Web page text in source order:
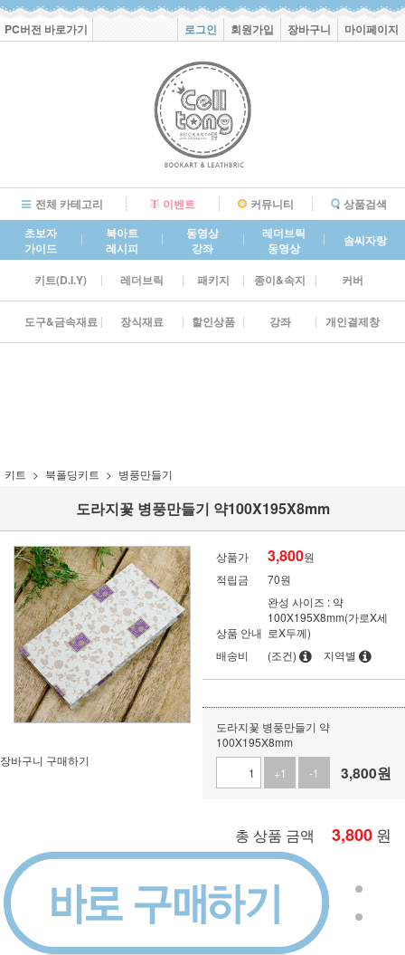
PC버전 바로가기 로그인 회원가입 장바구니 마이페이지
전체 카테고리 이벤트 커뮤니티
상품검색
초보자
가이드
북아트
레시피
동영상
강좌
레더브릭
동영상
솜씨자랑
키트(D.I.Y) 레더브릭 패키지 종이&속지 커버
도구&금속재료 장식재료 할인상품 강좌 개인결제창
키트 북폴딩키트 병풍만들기
도라지꽃 병풍만들기 약100X195X8mm
상품가 3,800원
적립금
70원
상품 안내
완성 사이즈 : 약
100X195X8mm(가로X세
로X두께)
배송비
(조건) 지역별
도라지꽃 병풍만들기 약
100X195X8mm
+1
-1 3,800원
총 상품 금액 3,800 원
장바구니 구매하기